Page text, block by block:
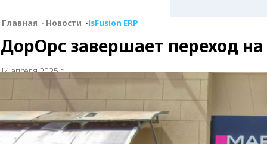
Главная • Новости • lsFusion ERP
ДорОрс завершает переход на
14 апреля 2025 г.